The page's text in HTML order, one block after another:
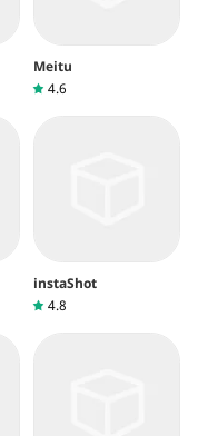
Meitu
4.6
instaShot
4.8